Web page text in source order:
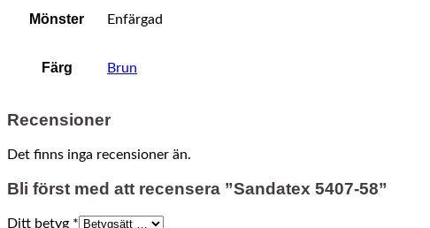
Mönster Enfärgad
Färg Brun
Recensioner
Det finns inga recensioner än.
Bli först med att recensera ”Sandatex 5407-58”
Ditt betyg *